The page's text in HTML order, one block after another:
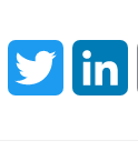
MessengerTwitter